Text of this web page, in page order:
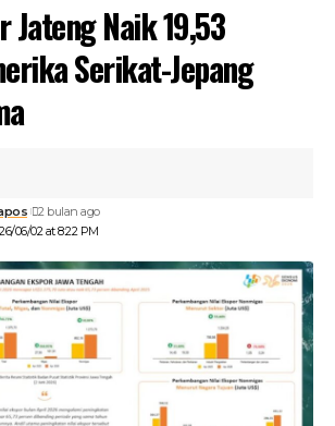
Jateng Naik 19,53
Serikat-Jepang
06/02 at 8:22 PM
2 bulan ago